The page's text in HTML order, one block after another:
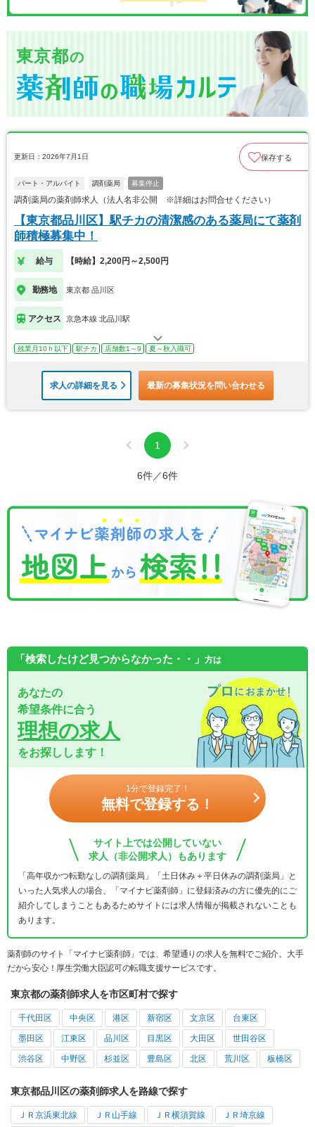
東京都の
更新日：2026年7月1日 保存する
パート・アルバイト 調剤薬局 募集停止
調剤薬局の薬剤師求人（法人名非公開 ※詳細はお問合せください）
【東京都品川区】駅チカの清潔感のある薬局にて薬剤
師積極募集中！
給与 【時給】2,200円～2,500円
勤務地 東京都 品川区
アクセス 京急本線 北品川駅
残業月10ｈ以下 駅チカ 店舗数1～9 夏～秋入職可
求人の詳細を見る 最新の募集状況を問い合わせる
1
6件／6件
「検索したけど見つからなかった・・」 方は
あなたの
希望条件に合う
理想の求人
をお探しします！
1分で登録完了！
無料で登録する！
サイト上では公開していない
求人（非公開求人）もあります
「高年収かつ転勤なしの調剤薬局」「土日休み＋平日休みの調剤薬局」と
いった人気求人の場合、「マイナビ薬剤師」に登録済みの方に優先的にご
紹介してしまうこともあるためサイトには求人情報が掲載されないことも
あります。
薬剤師のサイト「マイナビ薬剤師」では、希望通りの求人を無料でご紹介。大手
だから安心！厚生労働大臣認可の転職支援サービスです。
東京都の薬剤師求人を市区町村で探す
千代田区 中央区 港区 新宿区 文京区 台東区
墨田区 江東区 品川区 目黒区 大田区 世田谷区
渋谷区 中野区 杉並区 豊島区 北区 荒川区 板橋区
東京都品川区の薬剤師求人を路線で探す
ＪＲ京浜東北線 ＪＲ山手線 ＪＲ横須賀線 ＪＲ埼京線